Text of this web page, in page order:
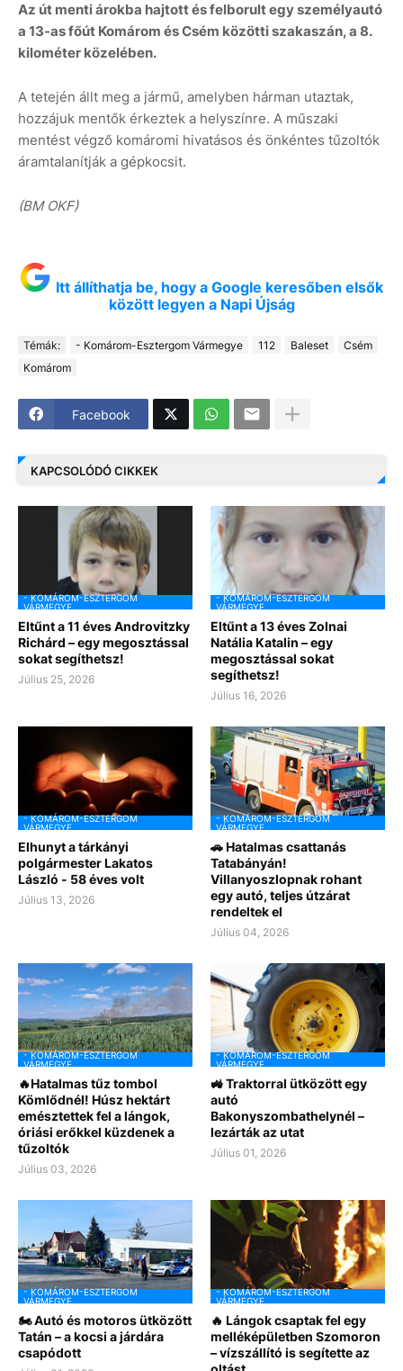
Az út menti árokba hajtott és felborult egy személyautó
a 13-as főút Komárom és Csém közötti szakaszán, a 8.
kilométer közelében.
A tetején állt meg a jármű, amelyben hárman utaztak,
hozzájuk mentők érkeztek a helyszínre. A műszaki
mentést végző komáromi hivatásos és önkéntes tűzoltók
áramtalanítják a gépkocsit.
(BM OKF)
Itt állíthatja be, hogy a Google keresőben elsők
között legyen a Napi Újság
Témák: - Komárom-Esztergom Vármegye 112 Baleset
Csém
Komárom
Facebook
KAPCSOLÓDÓ CIKKEK
- KOMÁROM-ESZTERGOM
VÁRMEGYE
Eltűnt a 11 éves Androvitzky
Richárd – egy megosztással
sokat segíthetsz!
Július 25, 2026
- KOMÁROM-ESZTERGOM
VÁRMEGYE
Eltűnt a 13 éves Zolnai
Natália Katalin – egy
megosztással sokat
segíthetsz!
Július 16, 2026
- KOMÁROM-ESZTERGOM
VÁRMEGYE
Elhunyt a tárkányi
polgármester Lakatos
László - 58 éves volt
Július 13, 2026
- KOMÁROM-ESZTERGOM
VÁRMEGYE
🚗 Hatalmas csattanás
Tatabányán!
Villanyoszlopnak rohant
egy autó, teljes útzárat
rendeltek el
Július 04, 2026
- KOMÁROM-ESZTERGOM
VÁRMEGYE
🔥Hatalmas tűz tombol
Kömlődnél! Húsz hektárt
emésztettek fel a lángok,
óriási erőkkel küzdenek a
tűzoltók
Július 03, 2026
- KOMÁROM-ESZTERGOM
VÁRMEGYE
🚜 Traktorral ütközött egy
autó
Bakonyszombathelynél –
lezárták az utat
Július 01, 2026
- KOMÁROM-ESZTERGOM
VÁRMEGYE
🏍️ Autó és motoros ütközött
Tatán – a kocsi a járdára
csapódott
- KOMÁROM-ESZTERGOM
VÁRMEGYE
🔥 Lángok csaptak fel egy
melléképületben Szomoron
– vízszállító is segítette az